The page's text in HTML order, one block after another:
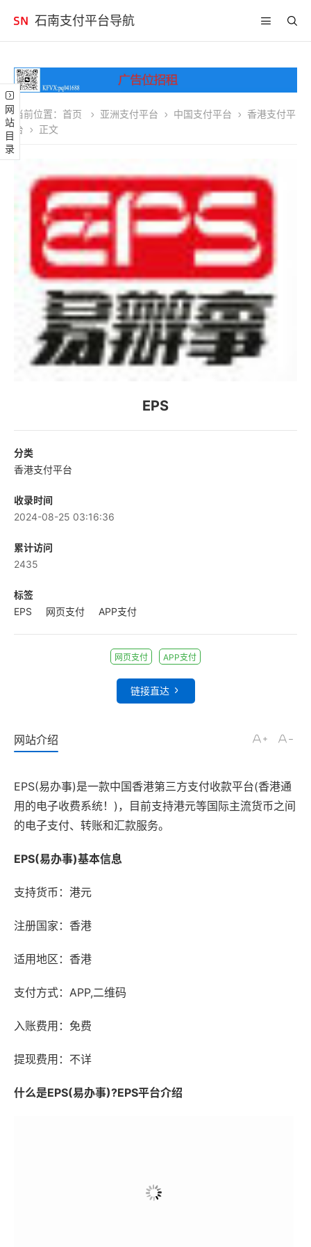
石南支付平台导航
网站目录 当前位置： 首页 亚洲支付平台 中国支付平台
香港支付平
台
正文
EPS
分类
香港支付平台
收录时间
2024-08-25 03:16:36
累计访问
2435
标签
EPS
网页支付 APP支付
网页支付 APP支付
链接直达
网站介绍
EPS(易办事)是一款中国香港第三方支付收款平台(香港通
用的电子收费系统！)，目前支持港元等国际主流货币之间
的电子支付、转账和汇款服务。
EPS(易办事)基本信息
支持货币：港元
注册国家：香港
适用地区：香港
支付方式：APP,二维码
入账费用：免费
提现费用：不详
什么是EPS(易办事)?EPS平台介绍